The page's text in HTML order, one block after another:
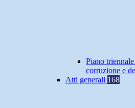
Piano
corruzione e
Atti generali 168